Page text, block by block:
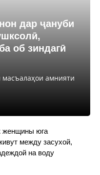
дар ҷануби
об зиндагӣ
амнияти
женщины юга
между засухой,
на воду